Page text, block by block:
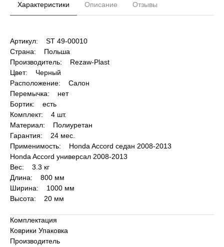
Характеристики Описание Отзывы
Артикул: ST 49-00010
Страна: Польша
Производитель: Rezaw-Plast
Цвет: Черный
Расположение: Салон
Перемычка: нет
Бортик: есть
Комплект: 4 шт.
Материал: Полиуретан
Гарантия: 24 мес.
Применимость: Honda Accord седан 2008-2013
Honda Accord универсал 2008-2013
Вес: 3.3 кг
Длина: 800 мм
Ширина: 1000 мм
Высота: 20 мм
Комплектация
Коврики Упаковка
Производитель